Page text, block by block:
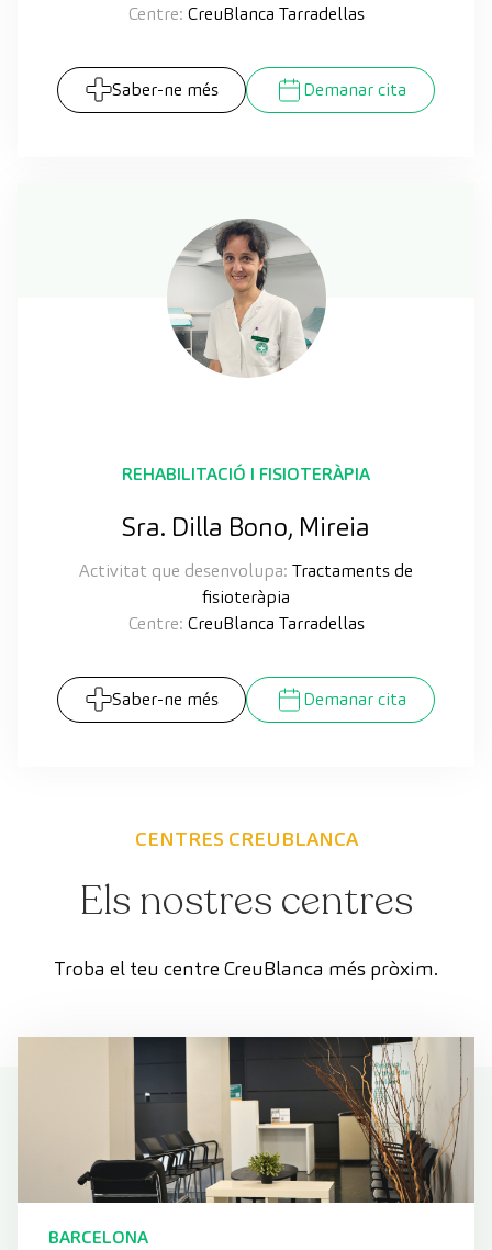
Centre: CreuBlanca Tarradellas
Saber-ne més Demanar cita
REHABILITACIÓ I FISIOTERÀPIA
Sra. Dilla Bono, Mireia
Activitat que desenvolupa: Tractaments de
fisioteràpia
Centre: CreuBlanca Tarradellas
Saber-ne més Demanar cita
CENTRES CREUBLANCA
Els nostres centres
Troba el teu centre CreuBlanca més pròxim.
BARCELONA